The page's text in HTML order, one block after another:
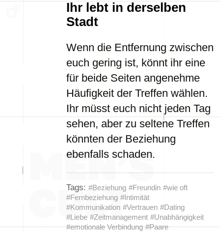
Ihr lebt in derselben
Stadt
Wenn die Entfernung zwischen
euch gering ist, könnt ihr eine
für beide Seiten angenehme
Häufigkeit der Treffen wählen.
Ihr müsst euch nicht jeden Tag
sehen, aber zu seltene Treffen
könnten der Beziehung
ebenfalls schaden.
Tags: #Beziehung #Freundin #wie oft
#Fernbeziehung #Intimität
#Kommunikation #Vertrauen #Dating
#Liebe #Zeitmanagement #Unabhängigkeit
#emotionale Verbindung #Paare